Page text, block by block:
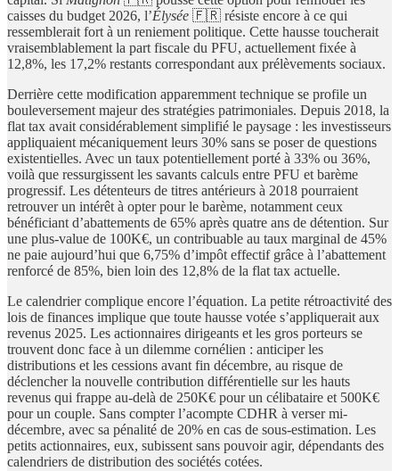
caisses du budget 2026, l’Élysée 🇫🇷 résiste encore à ce qui
ressemblerait fort à un reniement politique. Cette hausse toucherait
vraisemblablement la part fiscale du PFU, actuellement fixée à
12,8%, les 17,2% restants correspondant aux prélèvements sociaux.
Derrière cette modification apparemment technique se profile un
bouleversement majeur des stratégies patrimoniales. Depuis 2018, la
flat tax avait considérablement simplifié le paysage : les investisseurs
appliquaient mécaniquement leurs 30% sans se poser de questions
existentielles. Avec un taux potentiellement porté à 33% ou 36%,
voilà que ressurgissent les savants calculs entre PFU et barème
progressif. Les détenteurs de titres antérieurs à 2018 pourraient
retrouver un intérêt à opter pour le barème, notamment ceux
bénéficiant d’abattements de 65% après quatre ans de détention. Sur
une plus-value de 100K€, un contribuable au taux marginal de 45%
ne paie aujourd’hui que 6,75% d’impôt effectif grâce à l’abattement
renforcé de 85%, bien loin des 12,8% de la flat tax actuelle.
Le calendrier complique encore l’équation. La petite rétroactivité des
lois de finances implique que toute hausse votée s’appliquerait aux
revenus 2025. Les actionnaires dirigeants et les gros porteurs se
trouvent donc face à un dilemme cornélien : anticiper les
distributions et les cessions avant fin décembre, au risque de
déclencher la nouvelle contribution différentielle sur les hauts
revenus qui frappe au-delà de 250K€ pour un célibataire et 500K€
pour un couple. Sans compter l’acompte CDHR à verser mi-
décembre, avec sa pénalité de 20% en cas de sous-estimation. Les
petits actionnaires, eux, subissent sans pouvoir agir, dépendants des
calendriers de distribution des sociétés cotées.